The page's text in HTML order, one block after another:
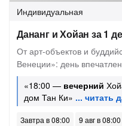
Индивидуальная
Дананг и Хойан за 1
От арт-объектов и
Венеции»: день
«18:00 — вечерний
дом Тан Ки»
Завтра в 08:00
9 авг в 08:00